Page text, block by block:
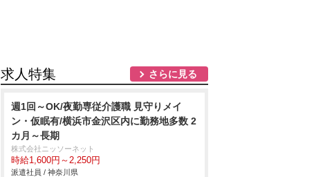
求人特集 さらに見る
週1回～OK/夜勤専従介護職 見守りメイ
ン・仮眠有/横浜市金沢区内に勤務地多数 2
カ月～長期
株式会社ニッソーネット
時給1,600円～2,250円
派遣社員 / 神奈川県